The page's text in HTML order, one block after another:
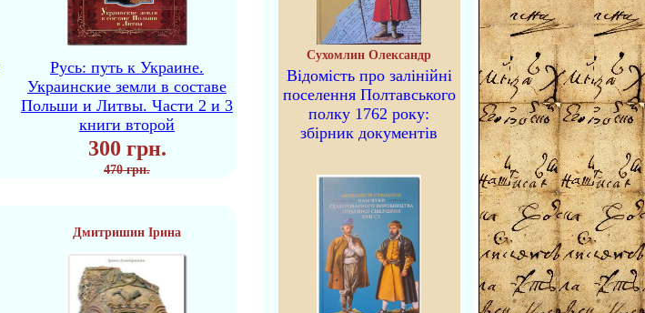
Русь: путь к Украине.
Украинские земли в составе
Польши и Литвы. Части 2 и 3
книги второй
300 грн.
470 грн.
Дмитришин Ірина
Сухомлин Олександр
Відомість про залінійні
поселення Полтавського
полку 1762 року:
збірник документів